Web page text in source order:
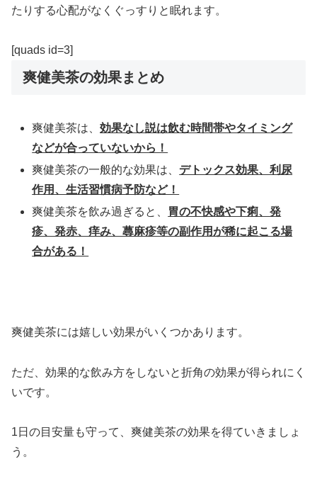
たりする心配がなくぐっすりと眠れます。
[quads id=3]
爽健美茶の効果まとめ
爽健美茶は、効果なし説は飲む時間帯やタイミング
などが合っていないから！
爽健美茶の一般的な効果は、 デトックス効果、利尿
作用、生活習慣病予防など！
爽健美茶を飲み過ぎると、
胃の不快感や下痢、発
疹、発赤、痒み、蕁麻疹等の副作用が稀に起こる場
合がある！
爽健美茶には嬉しい効果がいくつかあります。
ただ、効果的な飲み方をしないと折角の効果が得られにく
いです。
1日の目安量も守って、爽健美茶の効果を得ていきましょ
う。